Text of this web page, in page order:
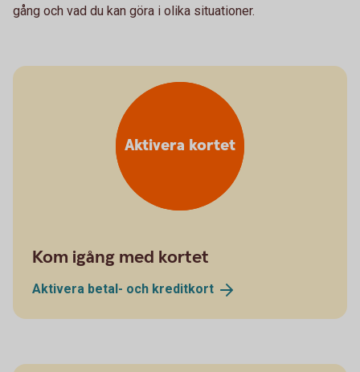
gång och vad du kan göra i olika situationer.
Aktivera kortet
Kom igång med kortet
Aktivera betal- och kreditkort